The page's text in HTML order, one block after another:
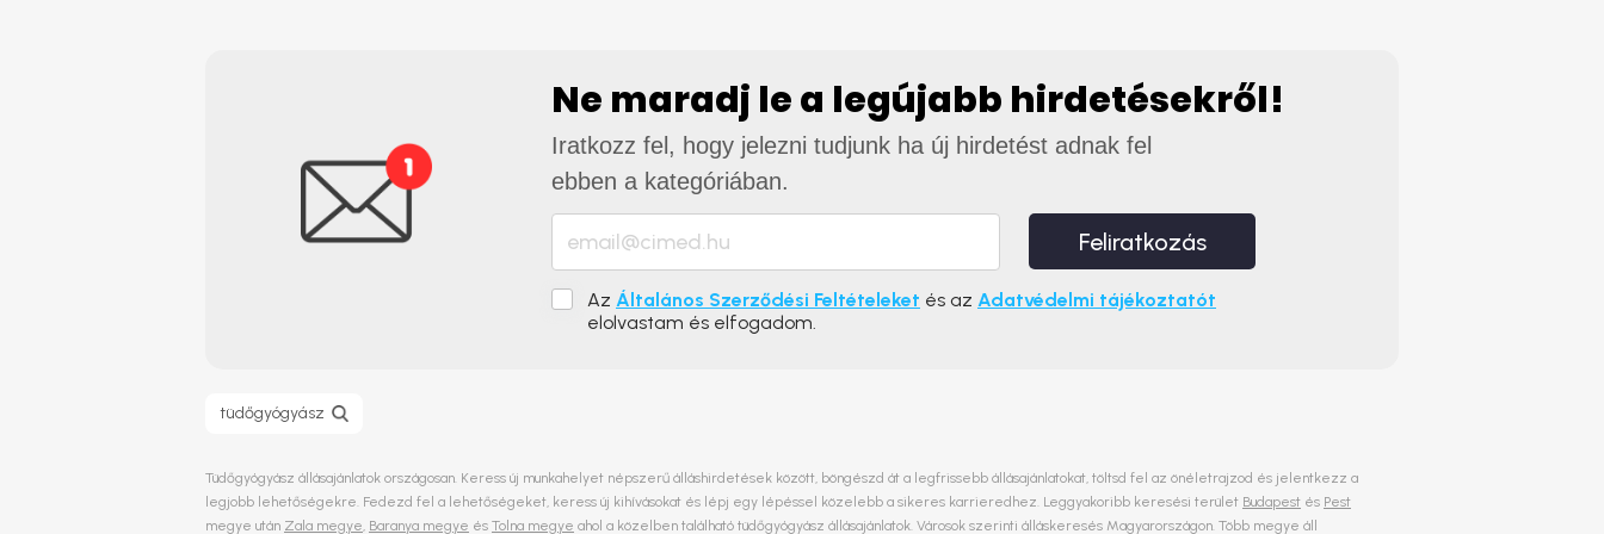
Ne maradj le a legújabb hirdetésekről!
Iratkozz fel, hogy jelezni tudjunk ha új hirdetést adnak fel
ebben a kategóriában.
Feliratkozás
Az Általános Szerződési Feltételeket és az Adatvédelmi tájékoztatót
elolvastam és elfogadom.
tüdőgyógyász
Tüdőgyógyász állásajánlatok országosan. Keress új munkahelyet népszerű álláshirdetések között, böngészd át a legfrissebb állásajánlatokat, töltsd fel az önéletrajzod és jelentkezz a
legjobb lehetőségekre. Fedezd fel a lehetőségeket, keress új kihívásokat és lépj egy lépéssel közelebb a sikeres karrieredhez. Leggyakoribb keresési terület Budapest és Pest
megye után Zala megye, Baranya megye és Tolna megye ahol a közelben található tüdőgyógyász állásajánlatok. Városok szerinti álláskeresés Magyarországon. Több megye áll